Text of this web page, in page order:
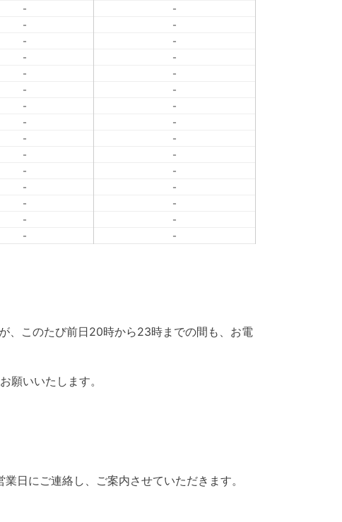
-
-
-
-
-
-
-
-
-
-
-
-
-
-
-
-
-
-
-
-
-
-
-
-
-
-
-
-
- -
、このたび前日20時から23時までの間も、お電
願いいたします。
日にご連絡し、ご案内させていただきます。